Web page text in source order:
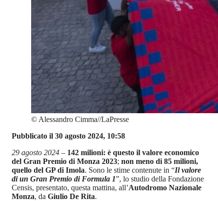
© Alessandro Cimma//LaPresse
Pubblicato il 30 agosto 2024, 10:58
29 agosto 2024 – 142 milioni: è questo il valore economico
del Gran Premio di Monza 2023; non meno di 85 milioni,
quello del GP di Imola. Sono le stime contenute in “Il valore
di un Gran Premio di Formula 1”, lo studio della Fondazione
Censis, presentato, questa mattina, all’Autodromo Nazionale
Monza, da Giulio De Rita.